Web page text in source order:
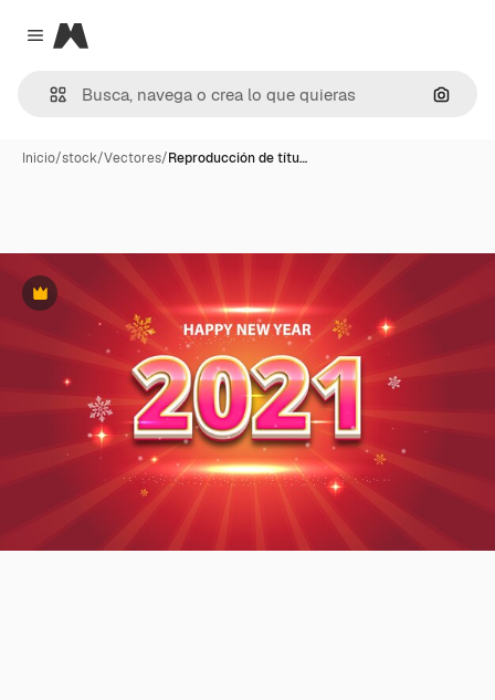
Close menu
Magnific
Inicio/stock/Vectores/Reproducción de títu…
Premium